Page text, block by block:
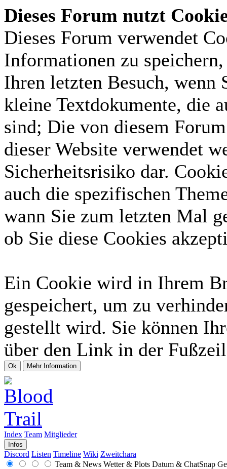
Dieses Forum nutzt
Dieses Forum verwendet
Informationen zu
Ihren letzten Besuch, wenn
kleine Textdokumente, die
sind; Die von diesem
dieser Website verwendet
Sicherheitsrisiko dar.
auch die spezifischen
wann Sie zum letzten Mal
ob Sie diese Cookies
Ein Cookie wird in Ihrem
gespeichert, um zu
gestellt wird. Sie können
über den Link in der
Index Team Mitglieder
Infos
Discord Listen Timeline Wiki Zweitchara
Team & News Wetter & Plots Datum & ChatSnap